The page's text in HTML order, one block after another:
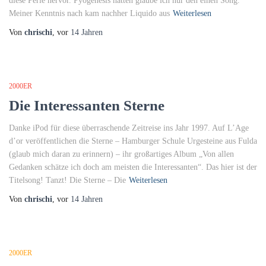
Meiner Kenntnis nach kam nachher Liquido aus Weiterlesen
Von chrischi, vor 14 Jahren
2000ER
Die Interessanten Sterne
Danke iPod für diese überraschende Zeitreise ins Jahr 1997. Auf L’Age
d’or veröffentlichen die Sterne – Hamburger Schule Urgesteine aus Fulda
(glaub mich daran zu erinnern) – ihr großartiges Album „Von allen
Gedanken schätze ich doch am meisten die Interessanten“. Das hier ist der
Titelsong! Tanzt! Die Sterne – Die Weiterlesen
Von chrischi, vor 14 Jahren
2000ER